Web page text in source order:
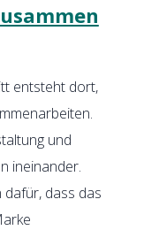
entsteht dort,
und
ineinander.
dass das